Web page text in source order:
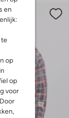
en
te
op
op
voor